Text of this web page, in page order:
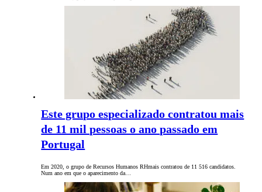
Este grupo especializado contratou mais
de 11 mil pessoas o ano passado em
Portugal
Em 2020, o grupo de Recursos Humanos RHmais contratou de 11 516 candidatos.
Num ano em que o aparecimento da…